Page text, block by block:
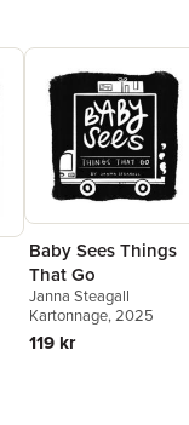
Baby Sees Things
That Go
Janna Steagall
Kartonnage, 2025
119 kr